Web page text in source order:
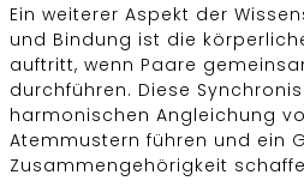
Ein weiterer Aspekt der
und Bindung ist die
auftritt, wenn Paare
durchführen. Diese
harmonischen Angleichung
Atemmustern führen und ein
Zusammengehörigkeit